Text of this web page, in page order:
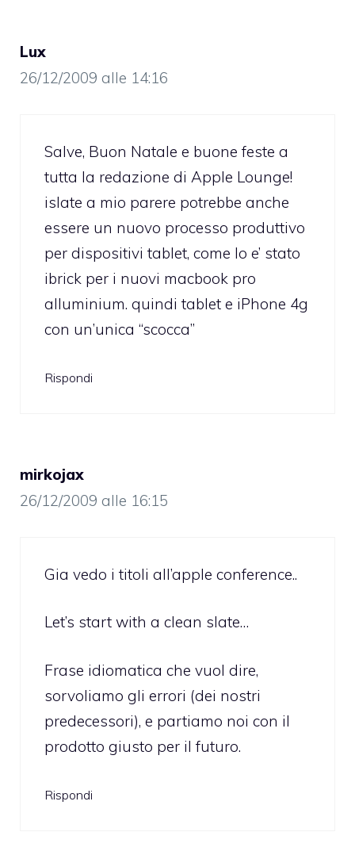
Lux
26/12/2009 alle 14:16
Salve, Buon Natale e buone feste a
tutta la redazione di Apple Lounge!
islate a mio parere potrebbe anche
essere un nuovo processo produttivo
per dispositivi tablet, come lo e’ stato
ibrick per i nuovi macbook pro
alluminium. quindi tablet e iPhone 4g
con un’unica “scocca”
Rispondi
mirkojax
26/12/2009 alle 16:15
Gia vedo i titoli all’apple conference..
Let’s start with a clean slate…
Frase idiomatica che vuol dire,
sorvoliamo gli errori (dei nostri
predecessori), e partiamo noi con il
prodotto giusto per il futuro.
Rispondi